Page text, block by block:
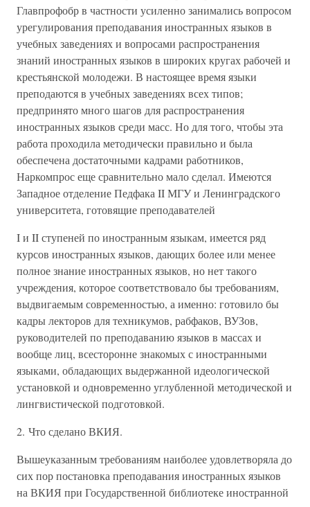
Главпрофобр в частности усиленно занимались вопросом
урегулирования преподавания иностранных языков в
учебных заведениях и вопросами распространения
знаний иностранных языков в широких кругах рабочей и
крестьянской молодежи. В настоящее время языки
преподаются в учебных заведениях всех типов;
предпринято много шагов для распространения
иностранных языков среди масс. Но для того, чтобы эта
работа проходила методически правильно и была
обеспечена достаточными кадрами работников,
Наркомпрос еще сравнительно мало сделал. Имеются
Западное отделение Педфака II МГУ и Ленинградского
университета, готовящие преподавателей
I и II ступеней по иностранным языкам, имеется ряд
курсов иностранных языков, дающих более или менее
полное знание иностранных языков, но нет такого
учреждения, которое соответствовало бы требованиям,
выдвигаемым современностью, а именно: готовило бы
кадры лекторов для техникумов, рабфаков, ВУЗов,
руководителей по преподаванию языков в массах и
вообще лиц, всесторонне знакомых с иностранными
языками, обладающих выдержанной идеологической
установкой и одновременно углубленной методической и
лингвистической подготовкой.
2. Что сделано ВКИЯ.
Вышеуказанным требованиям наиболее удовлетворяла до
сих пор постановка преподавания иностранных языков
на ВКИЯ при Государственной библиотеке иностранной